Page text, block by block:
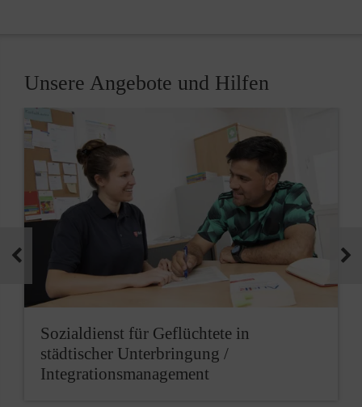
Unsere Angebote und Hilfen
Sozialdienst für Geflüchtete in
städtischer Unterbringung /
Integrationsmanagement